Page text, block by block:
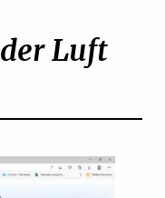
Luft